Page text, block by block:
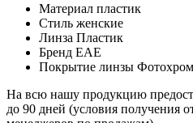
Материал пластик
Стиль женские
Линза Пластик
Бренд ЕАЕ
Покрытие линзы
На всю нашу продукцию
до 90 дней (условия получения